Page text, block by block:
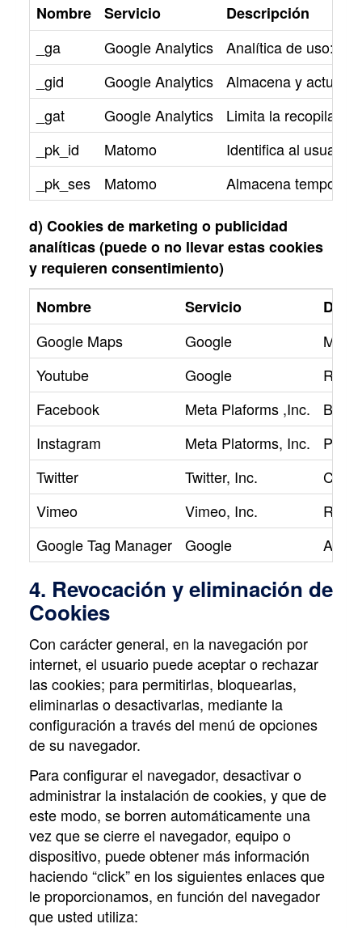
Nombre Servicio
Descripción
_ga
Google Analytics
Analítica de uso: nº
_gid
Google Analytics
Almacena y
_gat
Google Analytics
Limita la
_pk_id
Matomo
Identifica al usuario
_pk_ses
Matomo Almacena
d) Cookies de marketing o publicidad
analíticas (puede o no llevar estas cookies
y requieren consentimiento)
Nombre
Servicio
Google Maps
Google
Youtube
Google
Facebook
Meta Plaforms ,Inc.
Instagram
Meta Platorms, Inc.
Perfil
Twitter
Twitter, Inc.
Vimeo
Vimeo, Inc.
Google Tag Manager
Google
4. Revocación y eliminación de
Cookies
Con carácter general, en la navegación por
internet, el usuario puede aceptar o rechazar
las cookies; para permitirlas, bloquearlas,
eliminarlas o desactivarlas, mediante la
configuración a través del menú de opciones
de su navegador.
Para configurar el navegador, desactivar o
administrar la instalación de cookies, y que de
este modo, se borren automáticamente una
vez que se cierre el navegador, equipo o
dispositivo, puede obtener más información
haciendo “click” en los siguientes enlaces que
le proporcionamos, en función del navegador
que usted utiliza: